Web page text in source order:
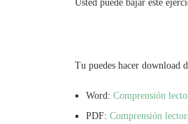
Usted puede bajar este
Tu puedes hacer download
Word: Comprensión
PDF: Comprensión